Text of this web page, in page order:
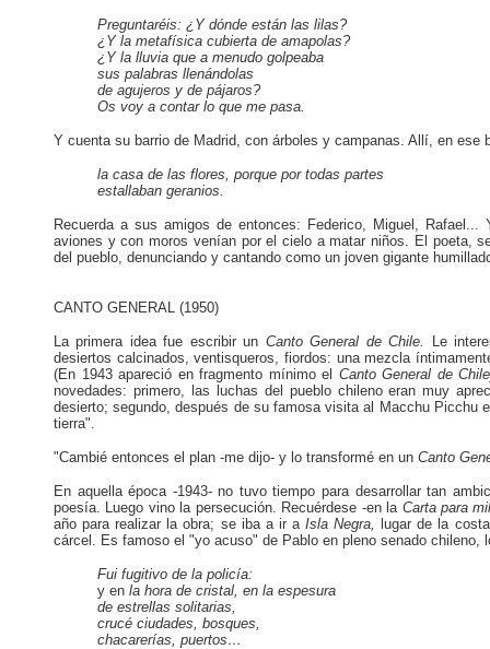
Preguntaréis: ¿Y dónde están las lilas?
¿Y la metafísica cubierta de amapolas?
¿Y la lluvia que a menudo golpeaba
sus palabras llenándolas
de agujeros y de pájaros?
Os voy a contar lo que me pasa.
Y cuenta su barrio de Madrid, con árboles y campanas. Allí, en ese
la casa de las flores, porque por todas partes
estallaban geranios.
Recuerda a sus amigos de entonces: Federico, Miguel,
aviones y con moros venían por el cielo a matar niños. El poeta,
del pueblo, denunciando y cantando como un joven gigante
CANTO GENERAL (1950)
La primera idea fue escribir un Canto General de Chile.
Le
desiertos calcinados, ventisqueros, fiordos: una mezcla
(En 1943 apareció en fragmento mínimo el Canto General de
novedades: primero, las luchas del pueblo chileno eran muy
desierto; segundo, después de su famosa visita al Macchu
tierra".
"Cambié entonces el plan -me dijo- y lo transformé en un Canto
En aquella época -1943- no tuvo tiempo para desarrollar tan
poesía. Luego vino la persecución. Recuérdese -en la Carta para
año para realizar la obra; se iba a ir aIsla Negra,
lugar de la
cárcel. Es famoso el "yo acuso" de Pablo en pleno senado
Fui fugitivo de la policía:
y en la hora de cristal, en la espesura
de estrellas solitarias,
crucé ciudades, bosques,
chacarerías, puertos…